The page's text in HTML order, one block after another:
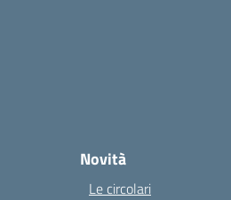
Novità
Le circolari